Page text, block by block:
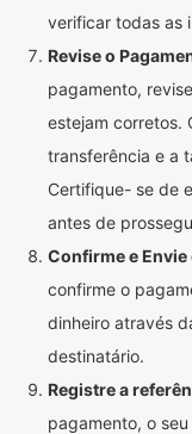
verificar todas as
Revise o
pagamento,
estejam corretos.
transferência e a
Certifique- se de
antes de
Confirme e Envie
confirme o
dinheiro através
destinatário.
Registre a
pagamento, o